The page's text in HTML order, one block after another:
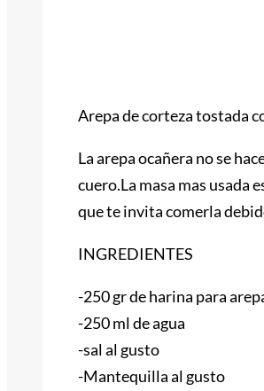
Arepa de corteza tostada
La arepa ocañera no se
cuero.La masa mas usada
que te invita comerla
INGREDIENTES
-250 gr de harina para
-250 ml de agua
-sal al gusto
-Mantequilla al gusto